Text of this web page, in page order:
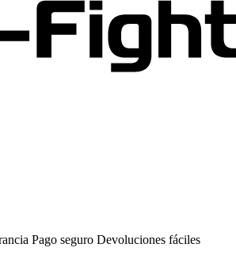
Pago seguro Devoluciones fáciles